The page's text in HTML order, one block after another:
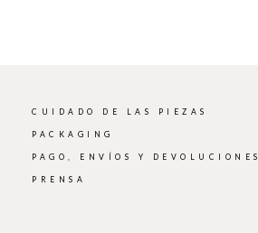
CUIDADO DE LAS PIEZAS
PACKAGING
PAGO, ENVÍOS Y DEVOLUCIONES
PRENSA